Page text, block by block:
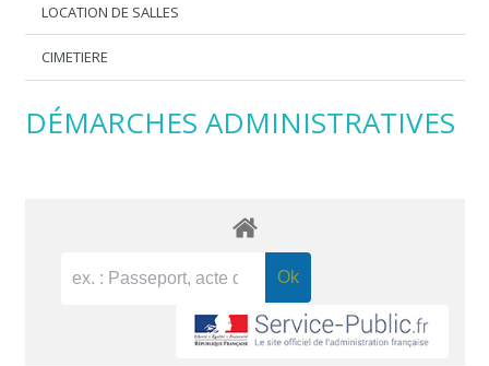
LOCATION DE SALLES
CIMETIERE
DÉMARCHES ADMINISTRATIVES